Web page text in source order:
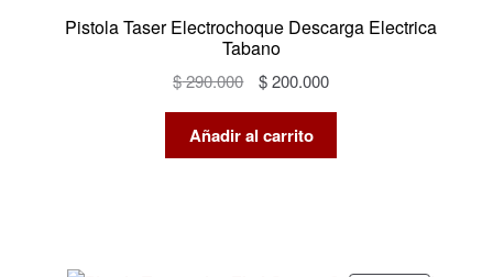
Pistola Taser Electrochoque Descarga Electrica
Tabano
$290.000
El
original
era:
$200.000El
es:
Añadir al carrito